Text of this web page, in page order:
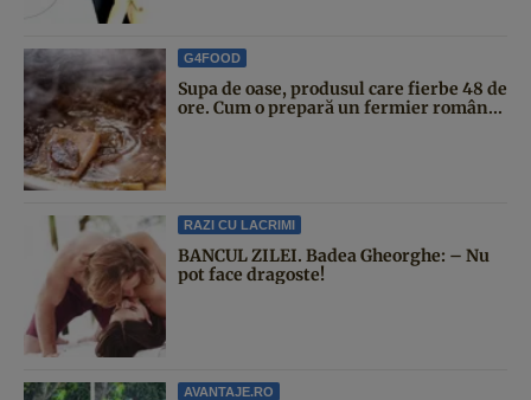
G4FOOD
Supa de oase, produsul care fierbe 48 de
ore. Cum o prepară un fermier român...
RAZI CU LACRIMI
BANCUL ZILEI. Badea Gheorghe: – Nu
pot face dragoste!
AVANTAJE.RO